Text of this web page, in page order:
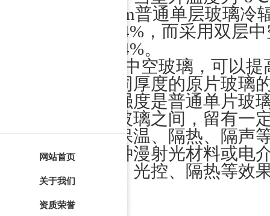
网站首页
关于我们
资质荣誉
3mm普通单层玻璃
67.4%，而采用双层
13.4%。
中空玻璃，可以提
相同厚度的原片玻璃
压强度是普通单片玻
与玻璃之间，留有一
的保温、隔热、隔声
各种漫射光材料或电
控、光控、隔热等效